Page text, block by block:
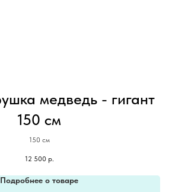
медведь - гигант
150 см
150 см
12 500 р.
Подробнее о товаре